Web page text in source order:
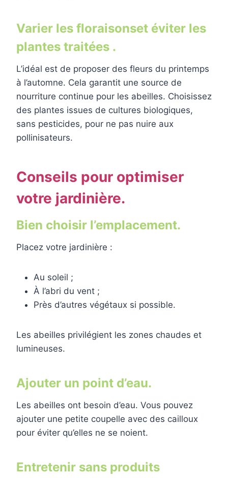
Varier les floraisonset éviter les
plantes traitées .
L’idéal est de proposer des fleurs du printemps
à l’automne. Cela garantit une source de
nourriture continue pour les abeilles. Choisissez
des plantes issues de cultures biologiques,
sans pesticides, pour ne pas nuire aux
pollinisateurs.
Conseils pour optimiser
votre jardinière.
Bien choisir l’emplacement.
Placez votre jardinière :
Au soleil ;
À l’abri du vent ;
Près d’autres végétaux si possible.
Les abeilles privilégient les zones chaudes et
lumineuses.
Ajouter un point d’eau.
Les abeilles ont besoin d’eau. Vous pouvez
ajouter une petite coupelle avec des cailloux
pour éviter qu’elles ne se noient.
Entretenir sans produits